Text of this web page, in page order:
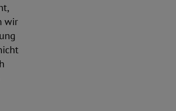
wir